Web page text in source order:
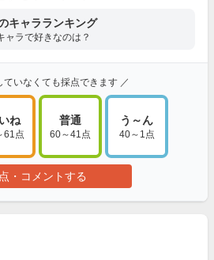
キャラランキング
ャラで好きなのは？
ていなくても採点できます ／
ね
61点
普通
60～41点
う～ん
40～1点
・コメントする